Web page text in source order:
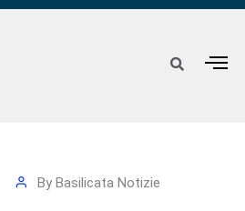
By Basilicata Notizie